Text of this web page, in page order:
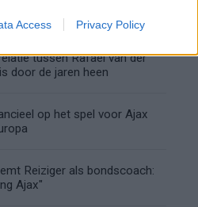
Access Privacy Policy
tussen Rafael van der
door de jaren heen
op het spel voor Ajax
Reiziger als bondscoach:
Ajax"